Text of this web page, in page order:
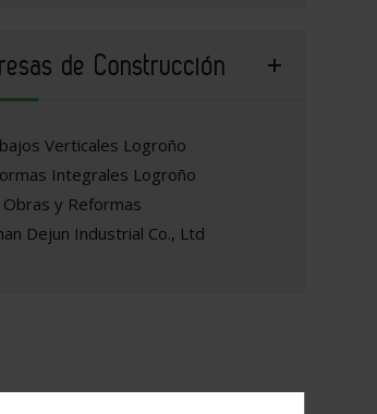
de Construcción
Verticales Logroño
Integrales Logroño
Obras y Reformas
Dejun Industrial Co., Ltd